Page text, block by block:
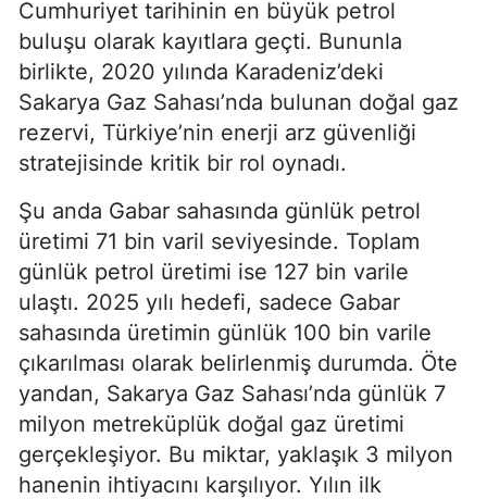
Cumhuriyet tarihinin en büyük petrol
buluşu olarak kayıtlara geçti. Bununla
birlikte, 2020 yılında Karadeniz’deki
Sakarya Gaz Sahası’nda bulunan doğal gaz
rezervi, Türkiye’nin enerji arz güvenliği
stratejisinde kritik bir rol oynadı.
Şu anda Gabar sahasında günlük petrol
üretimi 71 bin varil seviyesinde. Toplam
günlük petrol üretimi ise 127 bin varile
ulaştı. 2025 yılı hedefi, sadece Gabar
sahasında üretimin günlük 100 bin varile
çıkarılması olarak belirlenmiş durumda. Öte
yandan, Sakarya Gaz Sahası’nda günlük 7
milyon metreküplük doğal gaz üretimi
gerçekleşiyor. Bu miktar, yaklaşık 3 milyon
hanenin ihtiyacını karşılıyor. Yılın ilk